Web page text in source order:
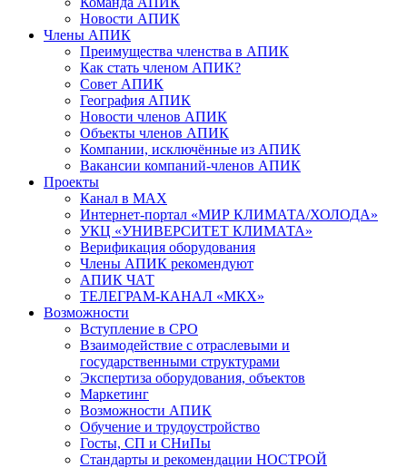
Новости АПИК
Члены АПИК
Преимущества членства в АПИК
Как стать членом АПИК?
Совет АПИК
География АПИК
Новости членов АПИК
Объекты членов АПИК
Компании, исключённые из АПИК
Вакансии компаний-членов АПИК
Проекты
Канал в MAX
Интернет-портал «МИР КЛИМАТА/ХОЛОДА»
УКЦ «УНИВЕРСИТЕТ КЛИМАТА»
Верификация оборудования
Члены АПИК рекомендуют
АПИК ЧАТ
ТЕЛЕГРАМ-КАНАЛ «МКХ»
Возможности
Вступление в СРО
Взаимодействие с отраслевыми и
государственными структурами
Экспертиза оборудования, объектов
Маркетинг
Возможности АПИК
Обучение и трудоустройство
Госты, СП и СНиПы
Стандарты и рекомендации НОСТРОЙ